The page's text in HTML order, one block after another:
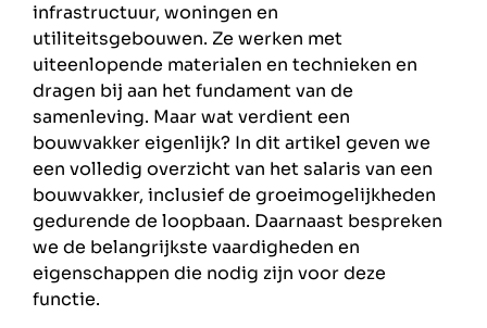
infrastructuur, woningen en
utiliteitsgebouwen. Ze werken met
uiteenlopende materialen en technieken en
dragen bij aan het fundament van de
samenleving. Maar wat verdient een
bouwvakker eigenlijk? In dit artikel geven we
een volledig overzicht van het salaris van een
bouwvakker, inclusief de groeimogelijkheden
gedurende de loopbaan. Daarnaast bespreken
we de belangrijkste vaardigheden en
eigenschappen die nodig zijn voor deze
functie.